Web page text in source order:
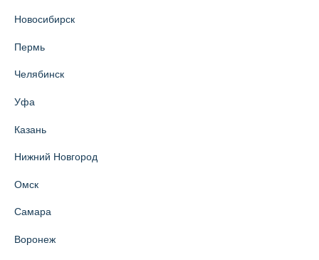
Новосибирск
Пермь
Челябинск
Уфа
Казань
Нижний Новгород
Омск
Самара
Воронеж